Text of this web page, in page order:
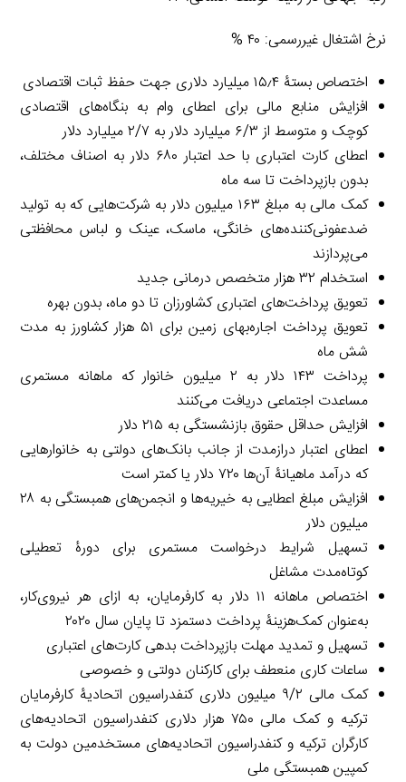
نرخ اشتغال غیررسمی: ۴۰ %
اختصاص بستۀ ۱۵٫۴ میلیارد دلاری جهت حفظ ثبات اقتصادی
افزایش منابع مالی برای اعطای وام به بنگاه‌های اقتصادی
کوچک و متوسط از ۶/۳ میلیارد دلار به ۲/۷ میلیارد دلار
اعطای کارت اعتباری با حد اعتبار ۶۸۰ دلار به اصناف مختلف،
بدون بازپرداخت تا سه ماه
کمک مالی به مبلغ ۱۶۳ میلیون دلار به شرکت‌هایی که به تولید
ضدعفونی‌کننده‌های خانگی، ماسک، عینک و لباس محافظتی
می‌پردازند
استخدام ۳۲ هزار متخصص درمانی جدید
تعویق پرداخت‌های اعتباری کشاورزان تا دو ماه، بدون بهره
تعویق پرداخت اجاره‌بهای زمین برای ۵۱ هزار کشاورز به مدت
شش ماه
پرداخت ۱۴۳ دلار به ۲ میلیون خانوار که ماهانه مستمری
مساعدت اجتماعی دریافت می‌کنند
افزایش حداقل حقوق بازنشستگی به ۲۱۵ دلار
اعطای اعتبار درازمدت از جانب بانک‌های دولتی به خانوارهایی
که درآمد ماهیانۀ آن‌ها ۷۲۰ دلار یا کمتر است
افزایش مبلغ اعطایی به خیریه‌ها و انجمن‌های همبستگی به ۲۸
میلیون دلار
تسهیل شرایط درخواست مستمری برای دورۀ تعطیلی
کوتاه‌مدت مشاغل
اختصاص ماهانه ۱۱ دلار به کارفرمایان، به ازای هر نیروی‌کار،
به‌عنوان کمک‌هزینۀ پرداخت دستمزد تا پایان سال ۲۰۲۰
تسهیل و تمدید مهلت بازپرداخت بدهی کارت‌های اعتباری
ساعات کاری منعطف برای کارکنان دولتی و خصوصی
کمک مالی ۹/۲ میلیون دلاری کنفدراسیون اتحادیۀ کارفرمایان
ترکیه و کمک مالی ۷۵۰ هزار دلاری کنفدراسیون اتحادیه‌های
کارگران ترکیه و کنفدراسیون اتحادیه‌های مستخدمین دولت به
کمپین همبستگی ملی